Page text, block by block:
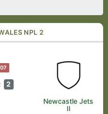
NPL 2
2
Newcastle Jets
II